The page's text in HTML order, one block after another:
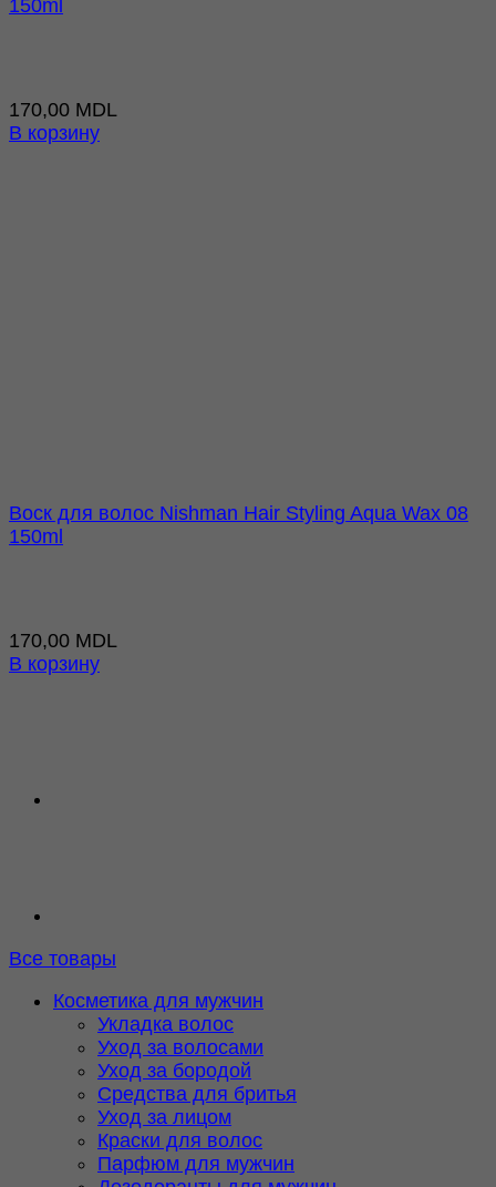
150ml
170,00 MDL
В корзину
Воск для волос Nishman Hair Styling Aqua Wax 08
150ml
170,00 MDL
В корзину
Все товары
Косметика для мужчин
Укладка волос
Уход за волосами
Уход за бородой
Средства для бритья
Уход за лицом
Краски для волос
Парфюм для мужчин